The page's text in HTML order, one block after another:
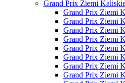
Grand Prix Ziemi
Grand Prix Ziemi
Grand Prix Ziemi
Grand Prix Ziemi
Grand Prix Ziemi
Grand Prix Ziemi
Grand Prix Ziemi
Grand Prix Ziemi
Grand Prix Ziemi